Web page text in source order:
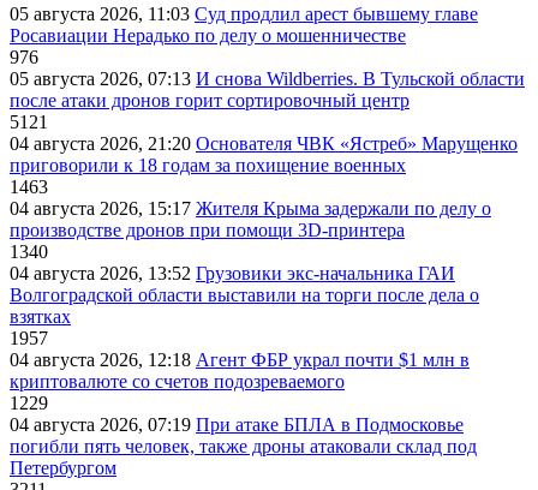
05 августа 2026, 11:03 Суд продлил арест бывшему главе
Росавиации Нерадько по делу о мошенничестве
976
05 августа 2026, 07:13 И снова Wildberries. В Тульской области
после атаки дронов горит сортировочный центр
5121
04 августа 2026, 21:20 Основателя ЧВК «Ястреб» Марущенко
приговорили к 18 годам за похищение военных
1463
04 августа 2026, 15:17 Жителя Крыма задержали по делу о
производстве дронов при помощи 3D‑принтера
1340
04 августа 2026, 13:52 Грузовики экс-начальника ГАИ
Волгоградской области выставили на торги после дела о
взятках
1957
04 августа 2026, 12:18 Агент ФБР украл почти $1 млн в
криптовалюте со счетов подозреваемого
1229
04 августа 2026, 07:19 При атаке БПЛА в Подмосковье
погибли пять человек, также дроны атаковали склад под
Петербургом